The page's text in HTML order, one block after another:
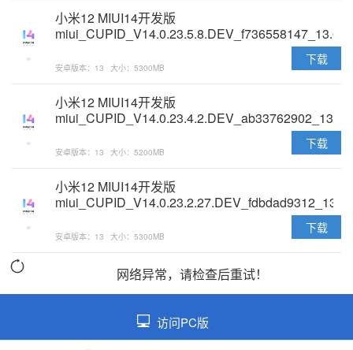
小米12 MIUI14开发版
miui_CUPID_V14.0.23.5.8.DEV_f736558147_13.0
安卓版本：13 大小：5300MB
下载
小米12 MIUI14开发版
miui_CUPID_V14.0.23.4.2.DEV_ab33762902_13.0
安卓版本：13 大小：5200MB
下载
小米12 MIUI14开发版
miui_CUPID_V14.0.23.2.27.DEV_fdbdad9312_13.0
安卓版本：13 大小：5300MB
下载
网络异常，请检查后重试！
访问PC版